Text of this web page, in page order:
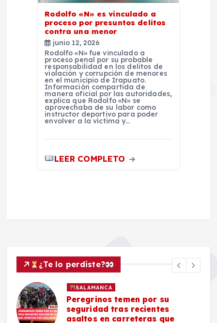
Rodolfo «N» es vinculado a
proceso por presuntos delitos
contra una menor
junio 12, 2026
Rodolfo «N» fue vinculado a
proceso penal por su probable
responsabilidad en los delitos de
violación y corrupción de menores
en el municipio de Irapuato.
Información compartida de
manera oficial por las autoridades,
explica que Rodolfo «N» se
aprovechaba de su labor como
instructor deportivo para poder
envolver a la víctima y…
LEER COMPLETO
¿Te lo perdiste?
SALAMANCA
Peregrinos temen por su
seguridad tras recientes
asaltos en carreteras que